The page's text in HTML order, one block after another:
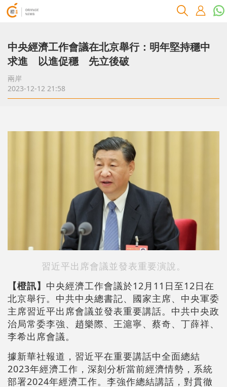
中央經濟工作會議在北京舉行：明年堅持穩中
求進 以進促穩 先立後破
兩岸
2023-12-12 21:58
習近平出席會議並發表重要演說。
【橙訊】 中央經濟工作會議於12月11日至12日在
北京舉行。中共中央總書記、國家主席、中央軍委
主席習近平出席會議並發表重要講話。中共中央政
治局常委李強、趙樂際、王滬寧、蔡奇、丁薛祥、
李希出席會議。
據新華社報道，習近平在重要講話中全面總結
2023年經濟工作，深刻分析當前經濟情勢，系統
部署2024年經濟工作。李強作總結講話，對貫徹